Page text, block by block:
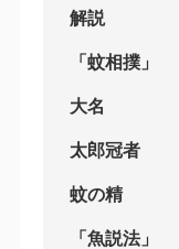
解説
「蚊相撲」
大名
太郎冠者
蚊の精
「魚説法」